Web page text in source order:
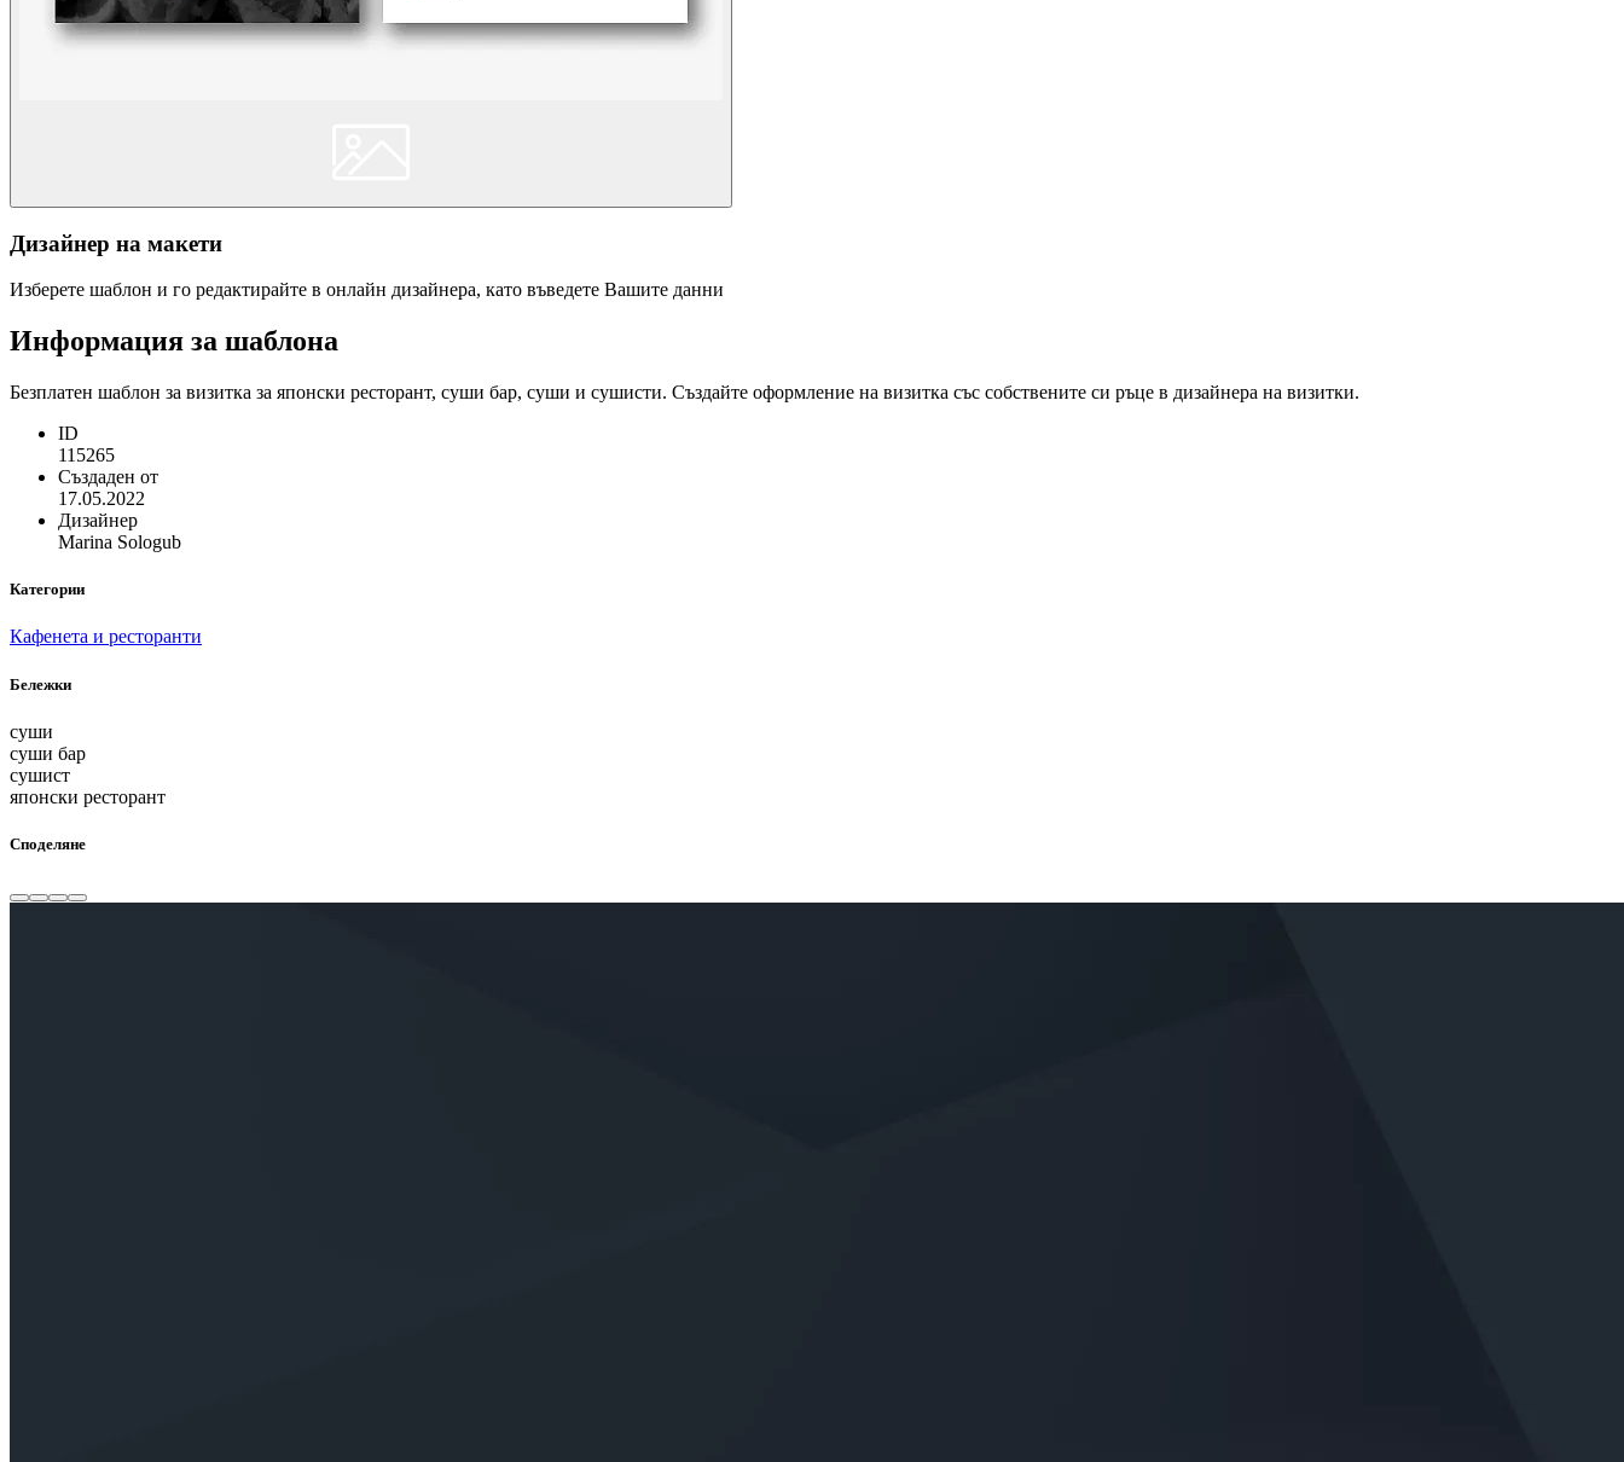
Дизайнер на макети
Изберете шаблон и го редактирайте в онлайн дизайнера, като въведете Вашите данни
Информация за шаблона
Безплатен шаблон за визитка за японски ресторант, суши бар, суши и сушисти. Създайте оформление на визитка със собствените си ръце в дизайнера на визитки.
ID
115265
Създаден от
17.05.2022
Дизайнер
Marina Sologub
Категории
Кафенета и ресторанти
Бележки
суши
суши бар
сушист
японски ресторант
Споделяне